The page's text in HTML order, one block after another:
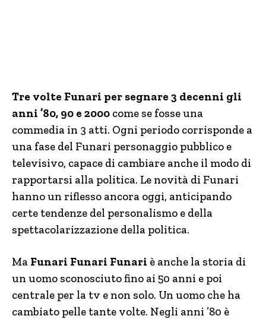
Tre volte Funari per segnare 3 decenni gli
anni ’80, 90 e 2000 come se fosse una
commedia in 3 atti. Ogni periodo corrisponde a
una fase del Funari personaggio pubblico e
televisivo, capace di cambiare anche il modo di
rapportarsi alla politica. Le novità di Funari
hanno un riflesso ancora oggi, anticipando
certe tendenze del personalismo e della
spettacolarizzazione della politica.
Ma Funari Funari Funari è anche la storia di
un uomo sconosciuto fino ai 50 anni e poi
centrale per la tv e non solo. Un uomo che ha
cambiato pelle tante volte. Negli anni ’80 è